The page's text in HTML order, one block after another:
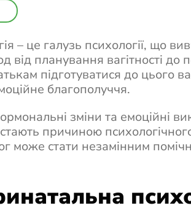
– це галузь психології, що
від планування вагітності
підготуватися до цього
благополуччя.
зміни та емоційні
причиною
може стати незамінним